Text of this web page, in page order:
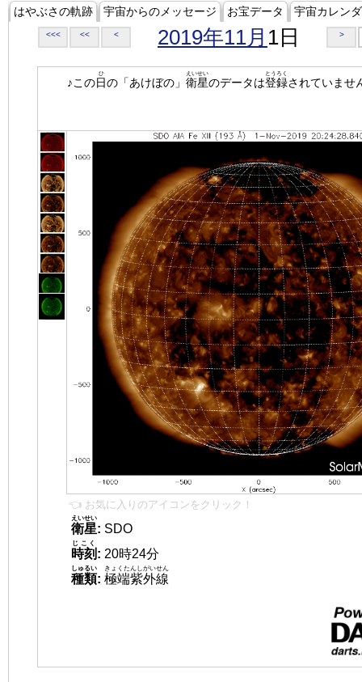
はやぶさの軌跡 宇宙からのメッセージ お宝データ 宇宙カレン
<<< << < 2019年11月 1日 >
♪この日
ひ
の「あけぼの」 衛星
えいせい
のデータは登録
とうろく
されていませ
👈 お気に入りのアイコンをクリック！
衛星
えいせい
: SDO
時刻
じこく
: 20時24分
種類
しゅるい
: 極端紫外線
きょくたんしがいせん